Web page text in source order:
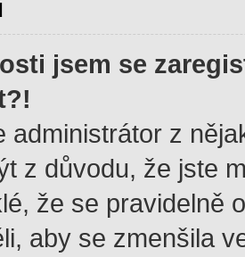
jsem se
administrátor z
z důvodu, že jste
že se pravidelně
aby se zmenšila